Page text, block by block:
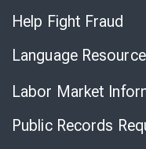
Help Fight Fraud
Language
Labor Market
Public Records